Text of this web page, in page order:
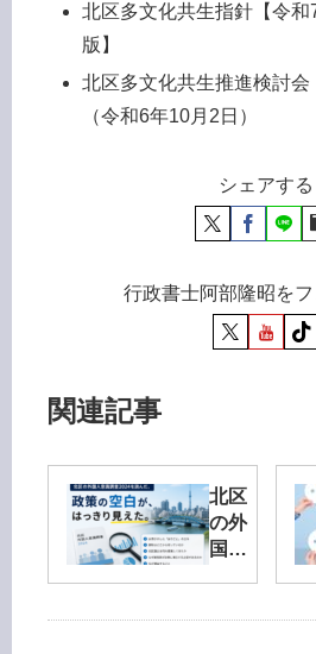
北区多文化共生指針【令
版】
北区多文化共生推進検討
（令和6年10月2日）
シェアする
行政書士阿部隆昭を
関連記事
北区
の外
国人
2024